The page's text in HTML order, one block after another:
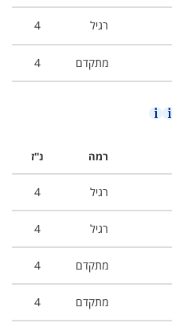
רגיל 4
מתקדם 4
רמה נ''ז
רגיל 4
רגיל 4
מתקדם 4
מתקדם 4